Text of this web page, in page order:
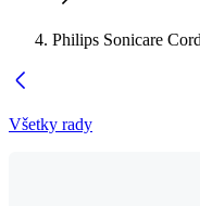
Philips Sonicare
Všetky rady